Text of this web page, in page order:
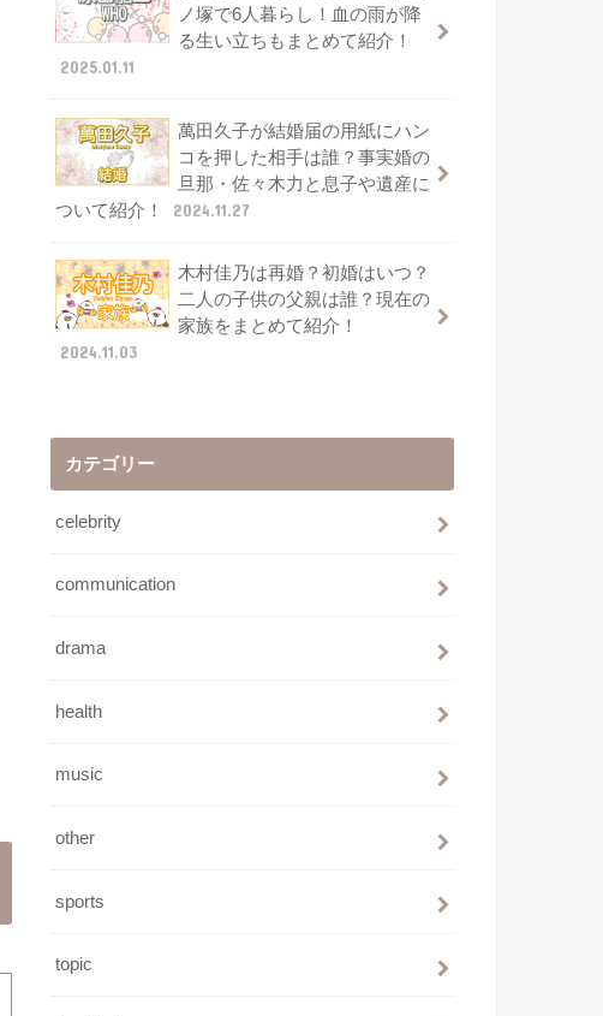
ノ塚で6人暮らし！血の雨が降
る生い立ちもまとめて紹介！
2025.01.11
萬田久子が結婚届の用紙にハン
コを押した相手は誰？事実婚の
旦那・佐々木力と息子や遺産に
ついて紹介！
2024.11.27
木村佳乃は再婚？初婚はいつ？
二人の子供の父親は誰？現在の
家族をまとめて紹介！
2024.11.03
カテゴリー
celebrity
communication
drama
health
music
other
sports
topic